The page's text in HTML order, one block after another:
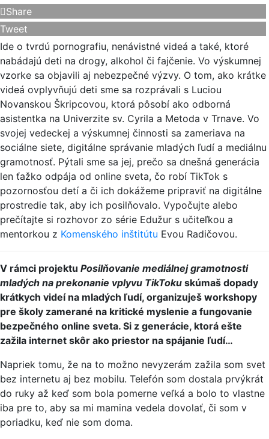
Share
Tweet
Ide o tvrdú pornografiu, nenávistné videá a také, ktoré
nabádajú deti na drogy, alkohol či fajčenie. Vo výskumnej
vzorke sa objavili aj nebezpečné výzvy. O tom, ako krátke
videá ovplyvňujú deti sme sa rozprávali s Luciou
Novanskou Škripcovou, ktorá pôsobí ako odborná
asistentka na Univerzite sv. Cyrila a Metoda v Trnave. Vo
svojej vedeckej a výskumnej činnosti sa zameriava na
sociálne siete, digitálne správanie mladých ľudí a mediálnu
gramotnosť. Pýtali sme sa jej, prečo sa dnešná generácia
len ťažko odpája od online sveta, čo robí TikTok s
pozornosťou detí a či ich dokážeme pripraviť na digitálne
prostredie tak, aby ich posilňovalo. Vypočujte alebo
prečítajte si rozhovor zo série Edužur s učiteľkou a
mentorkou z Komenského inštitútu Evou Radičovou.
V rámci projektu Posilňovanie mediálnej gramotnosti
mladých na prekonanie vplyvu TikToku skúmaš dopady
krátkych videí na mladých ľudí, organizuješ workshopy
pre školy zamerané na kritické myslenie a fungovanie
bezpečného online sveta. Si z generácie, ktorá ešte
zažila internet skôr ako priestor na spájanie ľudí…
Napriek tomu, že na to možno nevyzerám zažila som svet
bez internetu aj bez mobilu. Telefón som dostala prvýkrát
do ruky až keď som bola pomerne veľká a bolo to vlastne
iba pre to, aby sa mi mamina vedela dovolať, či som v
poriadku, keď nie som doma.